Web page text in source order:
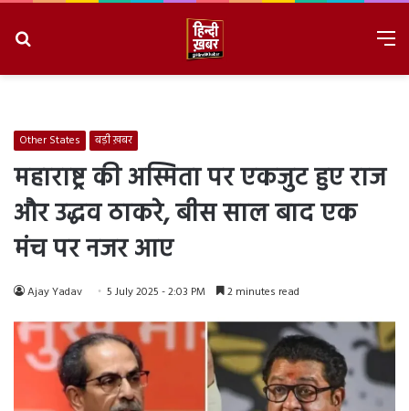
Other States बड़ी ख़बर
महाराष्ट्र की अस्मिता पर एकजुट हुए राज
और उद्धव ठाकरे, बीस साल बाद एक
मंच पर नजर आए
Ajay Yadav 5 July 2025 - 2:03 PM 2 minutes read